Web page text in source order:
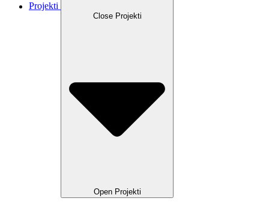
Projekti
Close Projekti
Open Projekti